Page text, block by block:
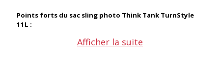
Points forts du sac sling photo Think Tank TurnStyle
11L :
Afficher la suite